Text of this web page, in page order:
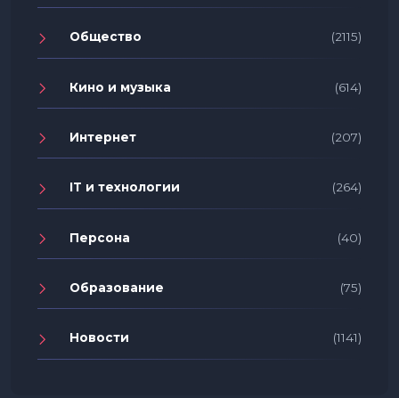
Общество (2115)
Кино и музыка (614)
Интернет (207)
IT и технологии (264)
Персона (40)
Образование (75)
Новости (1141)